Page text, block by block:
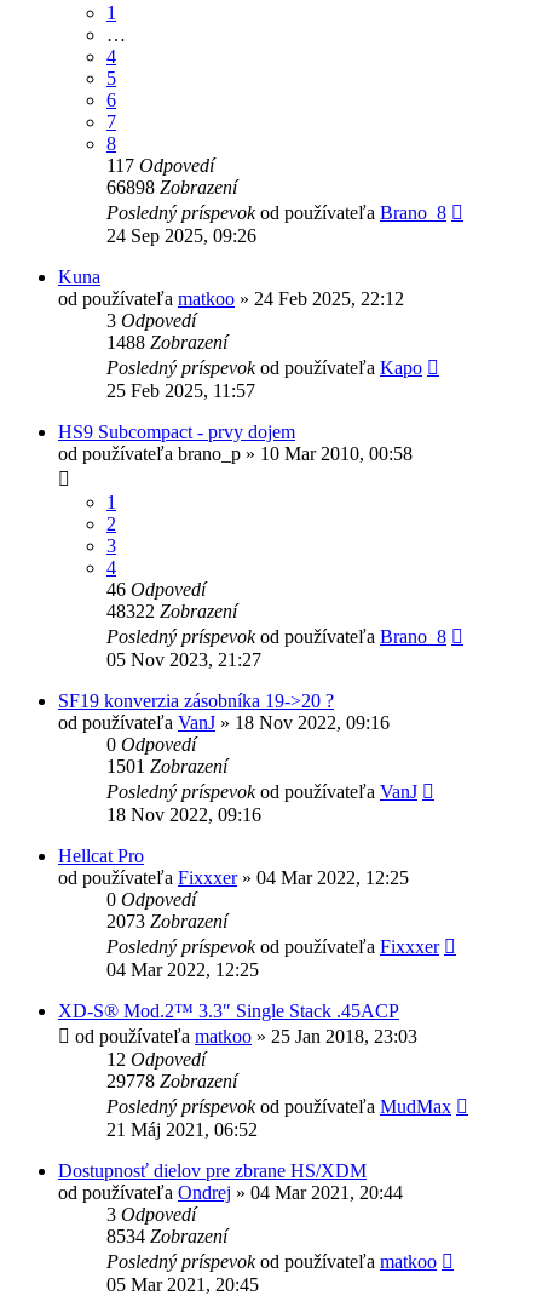
1
…
4
5
6
7
8
117 Odpovedí
66898 Zobrazení
Posledný príspevokod používateľa Brano_8
24 Sep 2025, 09:26
Kuna
od používateľa matkoo » 24 Feb 2025, 22:12
3 Odpovedí
1488 Zobrazení
Posledný príspevokod používateľa Kapo
25 Feb 2025, 11:57
HS9 Subcompact - prvy dojem
od používateľa brano_p » 10 Mar 2010, 00:58
1
2
3
4
46 Odpovedí
48322 Zobrazení
Posledný príspevokod používateľa Brano_8
05 Nov 2023, 21:27
SF19 konverzia zásobníka 19->20 ?
od používateľa VanJ » 18 Nov 2022, 09:16
0 Odpovedí
1501 Zobrazení
Posledný príspevokod používateľa VanJ
18 Nov 2022, 09:16
Hellcat Pro
od používateľa Fixxxer» 04 Mar 2022, 12:25
0 Odpovedí
2073 Zobrazení
Posledný príspevokod používateľa Fixxxer
04 Mar 2022, 12:25
XD-S® Mod.2™ 3.3″ Single Stack .45ACP
od používateľa matkoo » 25 Jan 2018, 23:03
12 Odpovedí
29778 Zobrazení
Posledný príspevokod používateľa MudMax
21 Máj 2021, 06:52
Dostupnosť dielov pre zbrane HS/XDM
od používateľa Ondrej » 04 Mar 2021, 20:44
3 Odpovedí
8534 Zobrazení
Posledný príspevokod používateľa matkoo
05 Mar 2021, 20:45